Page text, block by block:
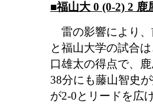
■福山大 0 (0-2) 2 鹿
雷の影響により、
と福山大学の試合
口雄太の得点で、
38分にも藤山智史
が2-0とリードを広